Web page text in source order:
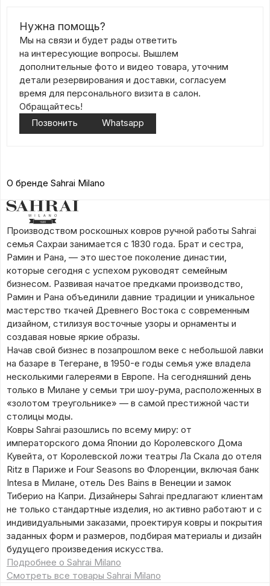
Нужна помощь?
Мы на связи и будет рады ответить
на интересующие вопросы. Вышлем
дополнительные фото и видео товара, уточним
детали резервирования и доставки, согласуем
время для персонального визита в салон.
Обращайтесь!
Позвонить
Whatsapp
О бренде Sahrai Milano
Производством роскошных ковров ручной работы Sahrai
семья Сахраи занимается с 1830 года. Брат и сестра,
Рамин и Рана, — это шестое поколение династии,
которые сегодня с успехом руководят семейным
бизнесом. Развивая начатое предками производство,
Рамин и Рана объединили давние традиции и уникальное
мастерство ткачей Древнего Востока с современным
дизайном, стилизуя восточные узоры и орнаменты и
создавая новые яркие образы.
Начав свой бизнес в позапрошлом веке с небольшой лавки
на базаре в Тегеране, в 1950-е годы семья уже владела
несколькими галереями в Европе. На сегодняшний день
только в Милане у семьи три шоу-рума, расположенных в
«золотом треугольнике» — в самой престижной части
столицы моды.
Ковры Sahrai разошлись по всему миру: от
императорского дома Японии до Королевского Дома
Кувейта, от Королевской ложи театры Ла Скала до отеля
Ritz в Париже и Four Seasons во Флоренции, включая банк
Intesa в Милане, отель Des Bains в Венеции и замок
Тиберио на Капри. Дизайнеры Sahrai предлагают клиентам
не только стандартные изделия, но активно работают и с
индивидуальными заказами, проектируя ковры и покрытия
заданных форм и размеров, подбирая материалы и дизайн
будущего произведения искусства.
Подробнее о Sahrai Milano
Смотреть все товары Sahrai Milano